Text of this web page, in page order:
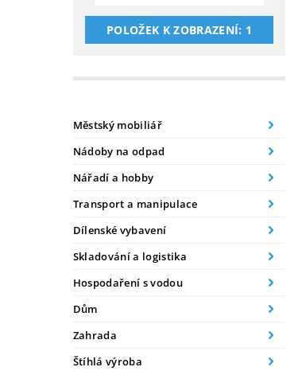
POLOŽEK K ZOBRAZENÍ: 1
Městský mobiliář
Nádoby na odpad
Nářadí a hobby
Transport a manipulace
Dílenské vybavení
Skladování a logistika
Hospodaření s vodou
Dům
Zahrada
Štíhlá výroba